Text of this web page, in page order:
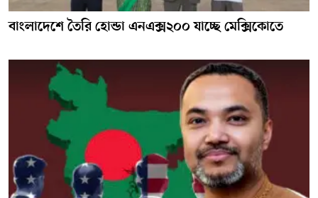
বাংলাদেশে তৈরি হোন্ডা এনএক্স২০০ যাচ্ছে মেক্সিকোতে